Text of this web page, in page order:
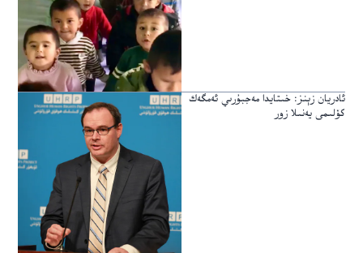
ئادريان زېنز: خىتايدا مەجبۇرىي ئەمگەك
كۆلىمى يەنىلا زور